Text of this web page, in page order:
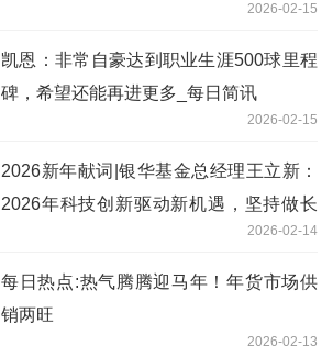
2026-02-15
凯恩：非常自豪达到职业生涯500球里程
碑，希望还能再进更多_每日简讯
2026-02-15
2026新年献词|银华基金总经理王立新：
2026年科技创新驱动新机遇，坚持做长
2026-02-14
每日热点:热气腾腾迎马年！年货市场供
销两旺
2026-02-13